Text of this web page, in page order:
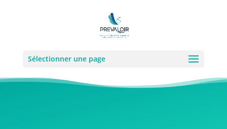
Sélectionner une page